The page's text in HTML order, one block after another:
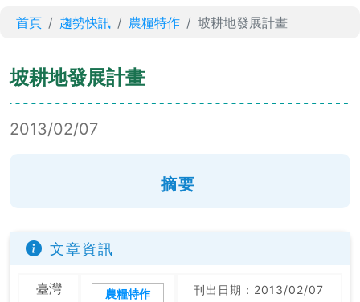
首頁 趨勢快訊 農糧特作 坡耕地發展計畫
坡耕地發展計畫
2013/02/07
摘要
文章資訊
臺灣 農糧特作 刊出日期：2013/02/07